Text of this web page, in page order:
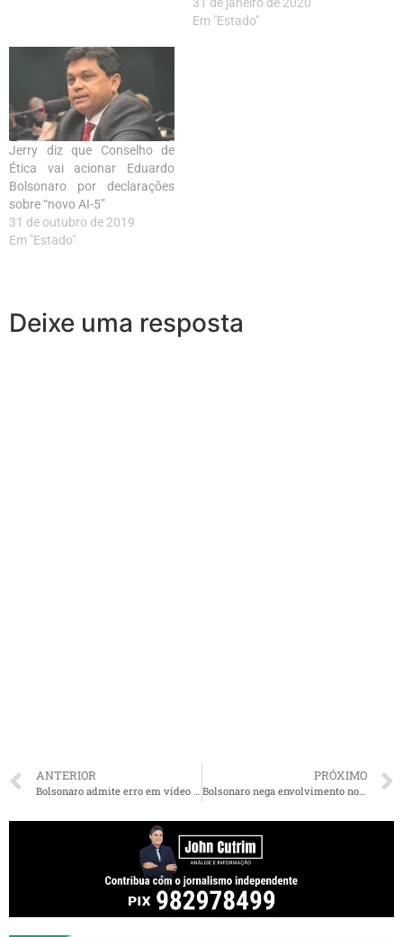
Em "Estado"
Jerry diz que Conselho de
Ética vai acionar Eduardo
Bolsonaro por declarações
sobre “novo AI-5”
31 de outubro de 2019
Em "Estado"
Deixe uma resposta
ANTERIOR
Bolsonaro admite erro em vídeo de leão com hienas, pede desculpas e promete retratação
PRÓXIMO
Bolsonaro nega envolvimento no caso Marielle e ataca Globo e Witzel: “Patifes, canalhas!”